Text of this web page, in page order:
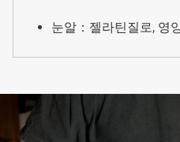
눈알：젤라틴질로, 영